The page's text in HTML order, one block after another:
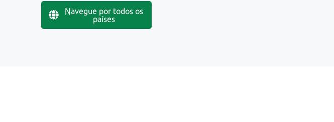
Navegue por todos os
países